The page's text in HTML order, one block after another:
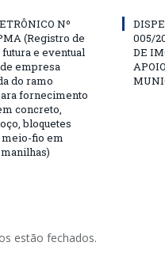
Nº
(Registro de
e eventual
empresa
do ramo
fornecimento
concreto,
bloquetes
fio em
005/
DE
estão fechados.